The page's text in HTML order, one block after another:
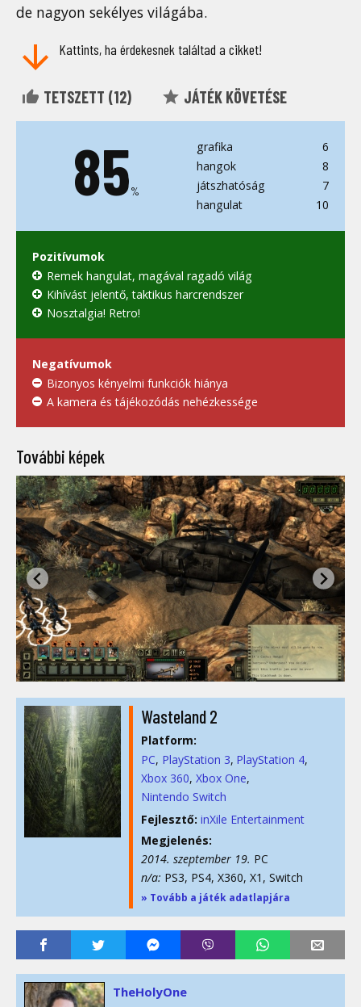
de nagyon sekélyes világába.
Kattints, ha érdekesnek találtad a cikket!
TETSZETT (12) JÁTÉK KÖVETÉSE
85%
grafika
6
hangok
8
játszhatóság
7
hangulat
10
Pozitívumok
Remek hangulat, magával ragadó világ
Kihívást jelentő, taktikus harcrendszer
Nosztalgia! Retro!
Negatívumok
Bizonyos kényelmi funkciók hiánya
A kamera és tájékozódás nehézkessége
További képek
Wasteland 2
Platform:
PC PlayStation 3 PlayStation 4
Xbox 360 Xbox One
Nintendo Switch
Fejlesztő: inXile Entertainment
Megjelenés:
2014. szeptember 19. PC
n/a: PS3, PS4, X360, X1, Switch
» Tovább a játék adatlapjára
TheHolyOne